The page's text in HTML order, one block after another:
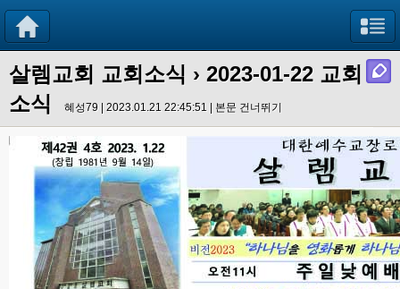
살렘교회 교회소식 › 2023-01-22 교회
소식
혜성79 | 2023.01.21 22:45:51 | 본문 건너뛰기